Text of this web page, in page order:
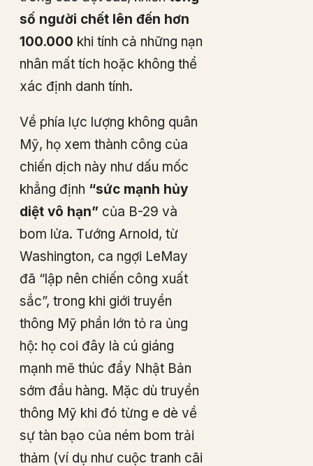
số người chết lên đến hơn
100.000 khi tính cả những nạn
nhân mất tích hoặc không thể
xác định danh tính.
Về phía lực lượng không quân
Mỹ, họ xem thành công của
chiến dịch này như dấu mốc
khẳng định “sức mạnh hủy
diệt vô hạn” của B-29 và
bom lửa. Tướng Arnold, từ
Washington, ca ngợi LeMay
đã “lập nên chiến công xuất
sắc”, trong khi giới truyền
thông Mỹ phần lớn tỏ ra ủng
hộ: họ coi đây là cú giáng
mạnh mẽ thúc đẩy Nhật Bản
sớm đầu hàng. Mặc dù truyền
thông Mỹ khi đó từng e dè về
sự tàn bạo của ném bom trải
thảm (ví dụ như cuộc tranh cãi